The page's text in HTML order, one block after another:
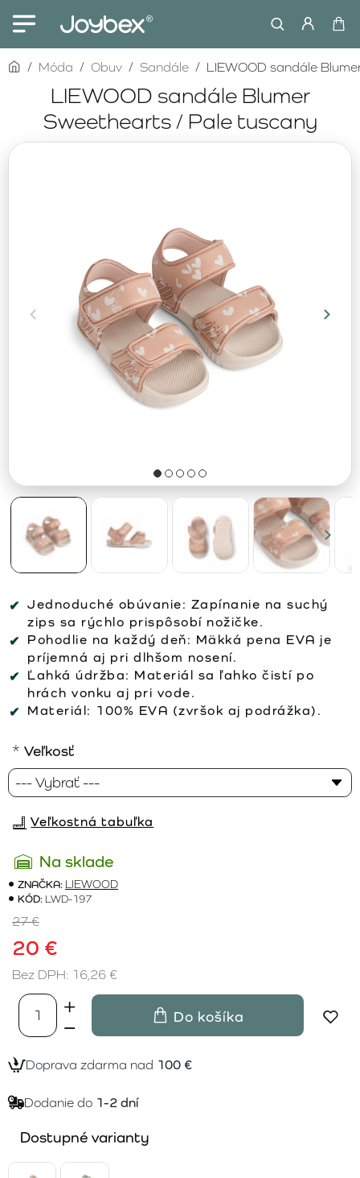
LIEWOOD sandále Blumer
Sweethearts / Pale tuscany
homeMóda Obuv Sandále LIEWOOD sandále
Jednoduché obúvanie: Zapínanie na suchý
zips sa rýchlo prispôsobí nožičke.
Pohodlie na každý deň: Mäkká pena EVA je
príjemná aj pri dlhšom nosení.
Ľahká údržba: Materiál sa ľahko čistí po
hrách vonku aj pri vode.
Materiál: 100% EVA (zvršok aj podrážka).
Na sklade
ZNAČKA: LIEWOOD
KÓD: LWD-197
20 €
27 €
Bez DPH: 16,26 €
Veľkosť
Do košíka
Veľkostná tabuľka
Doprava zdarma nad 100 €
Dodanie do 1-2 dní
Dostupné varianty